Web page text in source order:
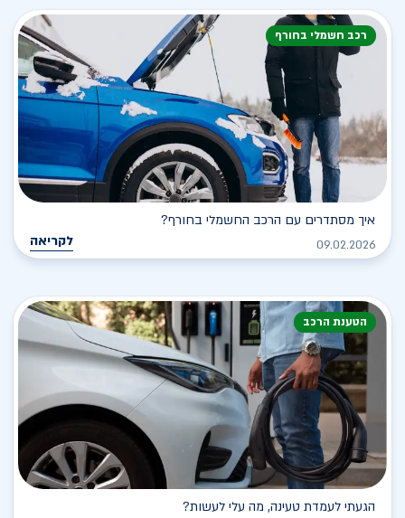
רכב חשמלי בחורף
איך מסתדרים עם הרכב החשמלי בחורף?
09.02.2026 לקריאה
הטענת הרכב
הגעתי לעמדת טעינה, מה עלי לעשות?